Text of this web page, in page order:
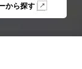
から探す